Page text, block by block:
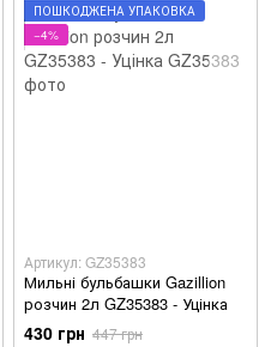
ПОШКОДЖЕНА УПАКОВКА
−4%
Артикул: GZ35383
Мильні бульбашки Gazillion
розчин 2л GZ35383 - Уцінка
430 грн 447 грн